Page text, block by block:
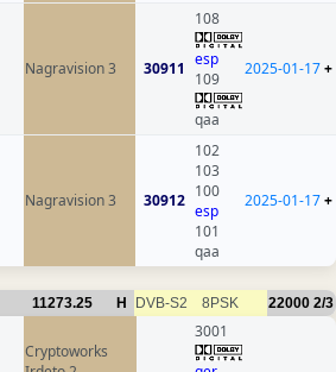
Nagravision 3 30911
108
esp
109
qaa
2025-01-17+
Nagravision 3 30912
102
103
100
esp
101
qaa
2025-01-17+
11273.25 H DVB-S2 8PSK 22000 2/3
Cryptoworks
3001